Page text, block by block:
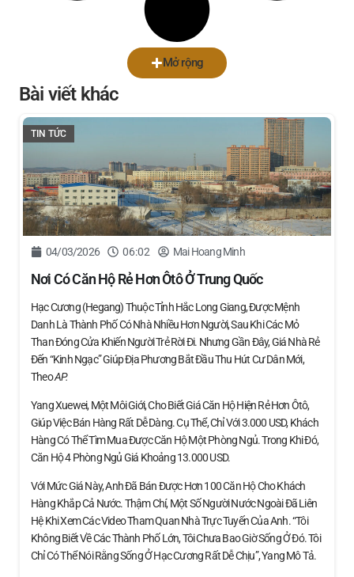
Mở rộng
Bài viết khác
TIN TỨC
04/03/2026 06:02 Mai Hoang Minh
Nơi Có Căn Hộ Rẻ Hơn Ôtô Ở Trung Quốc
Hạc Cương (Hegang) Thuộc Tỉnh Hắc Long Giang, Được Mệnh
Danh Là Thành Phố Có Nhà Nhiều Hơn Người, Sau Khi Các Mỏ
Than Đóng Cửa Khiến Người Trẻ Rời Đi. Nhưng Gần Đây, Giá Nhà Rẻ
Đến “kinh Ngạc” Giúp Địa Phương Bắt Đầu Thu Hút Cư Dân Mới,
TheoAP.
Yang Xuewei, Một Môi Giới, Cho Biết Giá Căn Hộ Hiện Rẻ Hơn Ôtô,
Giúp Việc Bán Hàng Rất Dễ Dàng. Cụ Thể, Chỉ Với 3.000 USD, Khách
Hàng Có Thể Tìm Mua Được Căn Hộ Một Phòng Ngủ. Trong Khi Đó,
Căn Hộ 4 Phòng Ngủ Giá Khoảng 13.000 USD.
Với Mức Giá Này, Anh Đã Bán Được Hơn 100 Căn Hộ Cho Khách
Hàng Khắp Cả Nước. Thậm Chí, Một Số Người Nước Ngoài Đã Liên
Hệ Khi Xem Các Video Tham Quan Nhà Trực Tuyến Của Anh. “Tôi
Không Biết Về Các Thành Phố Lớn, Tôi Chưa Bao Giờ Sống Ở Đó. Tôi
Chỉ Có Thể Nói Rằng Sống Ở Hạc Cương Rất Dễ Chịu”, Yang Mô Tả.